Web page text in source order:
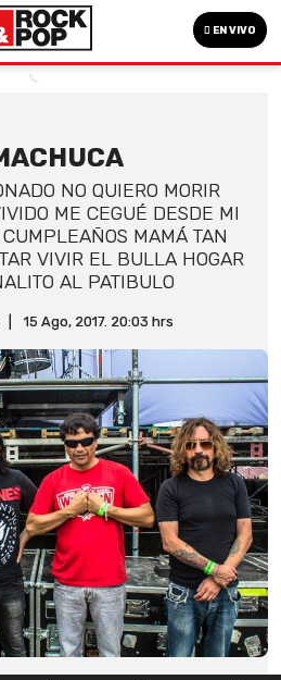
EN VIVO
NO QUIERO MORIR
ME CEGUÉ DESDE MI
MAMÁ TAN
VIVIR EL BULLA HOGAR
AL PATIBULO
15 Ago, 2017. 20:03 hrs